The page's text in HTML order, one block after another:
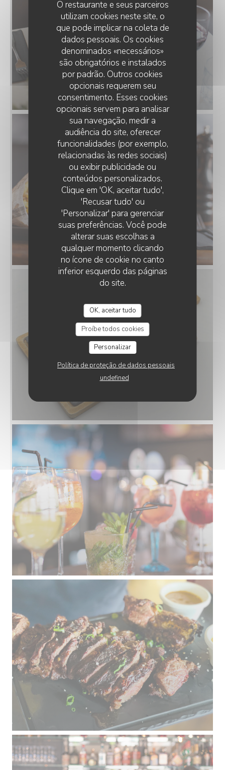
O restaurante e seus parceiros
utilizam cookies neste site, o
que pode implicar na coleta de
dados pessoais. Os cookies
denominados «necessários»
são obrigatórios e instalados
por padrão. Outros cookies
opcionais requerem seu
consentimento. Esses cookies
opcionais servem para analisar
sua navegação, medir a
audiência do site, oferecer
funcionalidades (por exemplo,
relacionadas às redes sociais)
ou exibir publicidade ou
conteúdos personalizados.
Clique em 'OK, aceitar tudo',
'Recusar tudo' ou
'Personalizar' para gerenciar
suas preferências. Você pode
alterar suas escolhas a
qualquer momento clicando
no ícone de cookie no canto
inferior esquerdo das páginas
do site.
OK, aceitar tudo
Proíbe todos cookies
Personalizar
Política de proteção de dados pessoais
undefined
STEAKHOUSE DISTRICT